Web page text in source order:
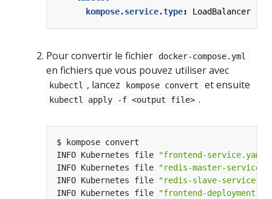
kompose.service.type: LoadBalancer
Pour convertir le fichier docker-compose.yml
en fichiers que vous pouvez utiliser avec
kubectl , lancez kompose convert et ensuite
kubectl apply -f <output file> .
INFO Kubernetes file
"frontend-service.yaml"
INFO Kubernetes file
"redis-master-
INFO Kubernetes file
"redis-slave-
INFO Kubernetes file
"frontend-